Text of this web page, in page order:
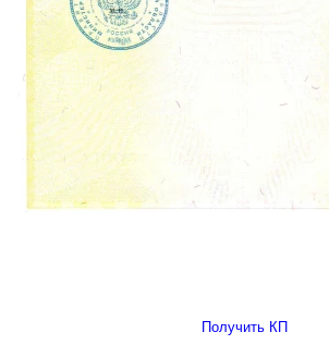
Получить КП